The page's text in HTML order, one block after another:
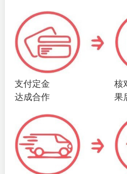
支付定金
达成合作
核
果